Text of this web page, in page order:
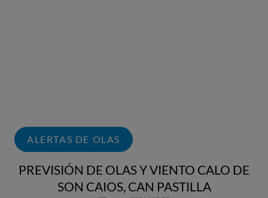
ALERTAS DE OLAS
PREVISIÓN DE OLAS Y VIENTO CALO DE
SON CAIOS, CAN PASTILLA